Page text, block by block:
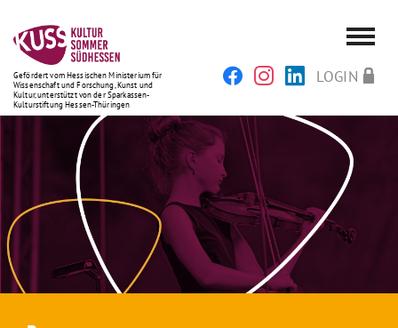
Gefördert vom Hessischen Ministerium für
Wissenschaft und Forschung, Kunst und
Kultur, unterstützt von der Sparkassen-
Kulturstiftung Hessen-Thüringen
LOGIN